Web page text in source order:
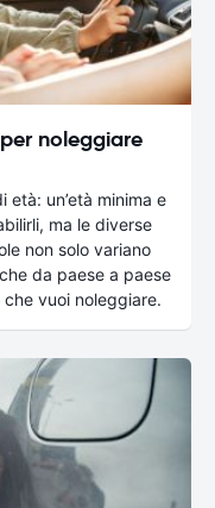
noleggiare
un’età minima e
ma le diverse
non solo variano
da paese a paese
vuoi noleggiare.